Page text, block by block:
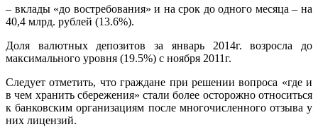
– вклады «до востребования» и на срок до одного месяца – на
40,4 млрд. рублей (13.6%).
Доля валютных депозитов за январь 2014г. возросла до
максимального уровня (19.5%) с ноября 2011г.
Следует отметить, что граждане при решении вопроса «где и
в чем хранить сбережения» стали более осторожно относиться
к банковским организациям после многочисленного отзыва у
них лицензий.